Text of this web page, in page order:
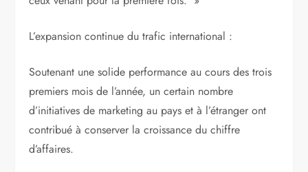
L’expansion continue du trafic international :
Soutenant une solide performance au cours des trois
premiers mois de l’année, un certain nombre
d’initiatives de marketing au pays et à l’étranger ont
contribué à conserver la croissance du chiffre
d’affaires.